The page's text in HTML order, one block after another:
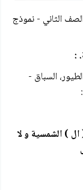
الثاني - نموذج
:
السباق -
) الشمسية و لا